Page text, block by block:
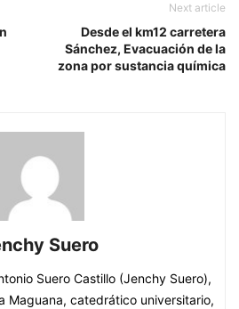
Next article
Desde el km12 carretera
Sánchez, Evacuación de la
zona por sustancia química
Suero
Suero Castillo (Jenchy Suero),
Maguana, catedrático universitario,